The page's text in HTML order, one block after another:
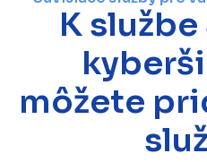
K službe
môžete